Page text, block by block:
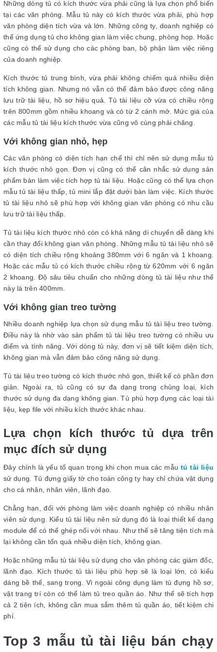
Những dòng tủ có kích thước vừa phải cũng là lựa chọn phổ biến
tại các văn phòng. Mẫu tủ này có kích thước vừa phải, phù hợp
văn phòng diện tích vừa và lớn. Những công ty, doanh nghiệp có
thể ứng dụng tủ cho không gian làm việc chung, phòng họp. Hoặc
cũng có thể sử dụng cho các phòng ban, bộ phận làm việc riêng
của doanh nghiệp.
Kích thước tủ trung bình, vừa phải không chiếm quá nhiều diện
tích không gian. Nhưng nó vẫn có thể đảm bảo được công năng
lưu trữ tài liệu, hồ sơ hiệu quả. Tủ tài liệu cỡ vừa có chiều rộng
trên 800mm gồm nhiều khoang và có từ 2 cánh mở. Mức giá của
các mẫu tủ tài liệu kích thước vừa cũng vô cùng phải chăng.
Với không gian nhỏ, hẹp
Các văn phòng có diện tích hạn chế thì chỉ nên sử dụng mẫu tủ
kích thước nhỏ gọn. Đơn vị cũng có thể cân nhắc sử dụng sản
phẩm bàn làm việc tích hợp tủ tài liệu. Hoặc cũng có thể lựa chọn
mẫu tủ tài liệu thấp, tủ mini lắp đặt dưới bàn làm việc. Kích thước
tủ tài liệu nhỏ sẽ phù hợp với không gian văn phòng có nhu cầu
lưu trữ tài liệu thấp.
Tủ tài liệu kích thước nhỏ còn có khả năng di chuyển dễ dàng khi
cần thay đổi không gian văn phòng. Những mẫu tủ tài liệu nhỏ sẽ
có diện tích chiều rộng khoảng 380mm với 6 ngăn và 1 khoang.
Hoặc các mẫu tủ có kích thước chiều rộng từ 620mm với 6 ngăn
2 khoang. Độ sâu tiêu chuẩn cho những dòng tủ tài liệu như thế
này là trên 400mm.
Với không gian treo tường
Nhiều doanh nghiệp lựa chọn sử dụng mẫu tủ tài liệu treo tường.
Điều này là nhờ vào sản phẩm tủ tài liệu treo tường có nhiều ưu
điểm và tính năng. Với dòng tủ này, đơn vị sẽ tiết kiệm diện tích,
không gian mà vẫn đảm bảo công năng sử dụng.
Tủ tài liệu treo tường có kích thước nhỏ gọn, thiết kế có phần đơn
giản. Ngoài ra, tủ cũng có sự đa dạng trong chủng loại, kích
thước sử dụng đa dạng không gian. Tủ phù hợp đựng các loại tài
liệu, kẹp file với nhiều kích thước khác nhau.
Lựa chọn kích thước tủ dựa trên
mục đích sử dụng
Đây chính là yếu tố quan trọng khi chọn mua các mẫutủ tài liệu
sử dụng. Tủ đựng giấy tờ cho toàn công ty hay chỉ chứa vật dụng
cho cá nhân, nhân viên, lãnh đạo.
Chẳng hạn, đối với phòng làm việc doanh nghiệp có nhiều nhân
viên sử dụng. Kiểu tủ tài liệu nên sử dụng đó là loại thiết kế dạng
module để có thể ghép nối với nhau. Như thế sẽ tăng tiện tích mà
lại không cần tốn quá nhiều diện tích, không gian.
Hoặc những mẫu tủ tài liệu sử dụng cho văn phòng các giám đốc,
lãnh đạo. Kích thước tủ tài liệu phù hợp sẽ là loại lớn, có kiểu
dáng bề thế, sang trọng. Vì ngoài công dụng làm tủ đựng hồ sơ,
vật trang trí còn có thể làm tủ treo quần áo. Như thế sẽ tích hợp
cả 2 tiện ích, không cần mua sắm thêm tủ quần áo, tiết kiệm chi
phí.
Top 3 mẫu tủ tài liệu bán chạy